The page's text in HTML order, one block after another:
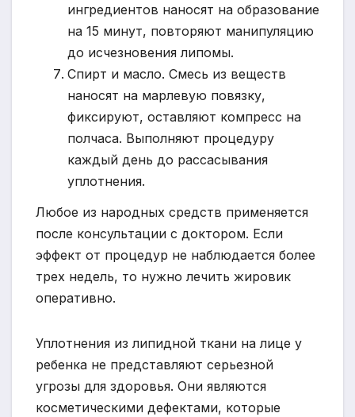
ингредиентов наносят на образование
на 15 минут, повторяют манипуляцию
до исчезновения липомы.
Спирт и масло. Смесь из веществ
наносят на марлевую повязку,
фиксируют, оставляют компресс на
полчаса. Выполняют процедуру
каждый день до рассасывания
уплотнения.
Любое из народных средств применяется
после консультации с доктором. Если
эффект от процедур не наблюдается более
трех недель, то нужно лечить жировик
оперативно.
Уплотнения из липидной ткани на лице у
ребенка не представляют серьезной
угрозы для здоровья. Они являются
косметическими дефектами, которые